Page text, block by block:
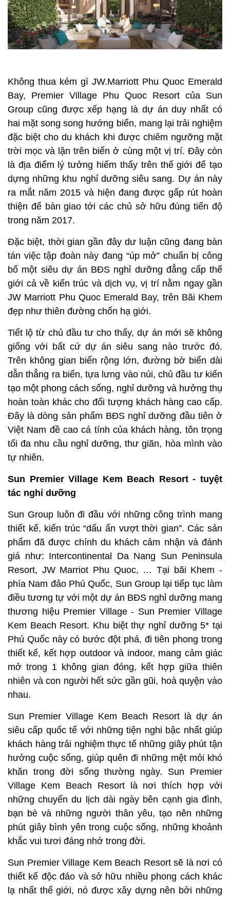
Không thua kém gì JW.Marriott Phu Quoc Emerald
Bay, Premier Village Phu Quoc Resort của Sun
Group cũng được xếp hạng là dự án duy nhất có
hai mặt song song hướng biển, mang lại trải nghiệm
đặc biệt cho du khách khi được chiêm ngưỡng mặt
trời mọc và lặn trên biển ở cùng một vị trí. Đây còn
là địa điểm lý tưởng hiếm thấy trên thế giới để tạo
dựng những khu nghỉ dưỡng siêu sang. Dự án này
ra mắt năm 2015 và hiện đang được gấp rút hoàn
thiện để bàn giao tới các chủ sở hữu đúng tiến độ
trong năm 2017.
Đặc biệt, thời gian gần đây dư luận cũng đang bàn
tán việc tập đoàn này đang “úp mở” chuẩn bị công
bố một siêu dự án BĐS nghỉ dưỡng đẳng cấp thế
giới cả về kiến trúc và dịch vụ, vị trí nằm ngay gần
JW Marriott Phu Quoc Emerald Bay, trên Bãi Khem
đẹp như thiên đường chốn hạ giới.
Tiết lộ từ chủ đầu tư cho thấy, dự án mới sẽ không
giống với bất cứ dự án siêu sang nào trước đó.
Trên không gian biển rộng lớn, đường bờ biển dài
dẫn thẳng ra biển, tựa lưng vào núi, chủ đầu tư kiến
tạo một phong cách sống, nghỉ dưỡng và hưởng thụ
hoàn toàn khác cho đối tượng khách hàng cao cấp.
Đây là dòng sản phẩm BĐS nghỉ dưỡng đầu tiên ở
Việt Nam đề cao cá tính của khách hàng, tôn trọng
tối đa nhu cầu nghỉ dưỡng, thư giãn, hòa mình vào
tự nhiên.
Sun Premier Village Kem Beach Resort - tuyệt
tác nghỉ dưỡng
Sun Group luôn đi đầu với những công trình mang
thiết kế, kiến trúc “dấu ấn vượt thời gian”. Các sản
phẩm đã được chính du khách cảm nhận và đánh
giá như: Intercontinental Da Nang Sun Peninsula
Resort, JW Marriot Phu Quoc, … Tại bãi Khem -
phía Nam đảo Phú Quốc, Sun Group lại tiếp tục làm
điều tương tự với một dự án BĐS nghỉ dưỡng mang
thương hiệu Premier Village - Sun Premier Village
Kem Beach Resort. Khu biệt thự nghỉ dưỡng 5* tại
Phú Quốc này có bước đột phá, đi tiên phong trong
thiết kế, kết hợp outdoor và indoor, mang cảm giác
mở trong 1 không gian đóng, kết hợp giữa thiên
nhiên và con người hết sức gần gũi, hoà quyện vào
nhau.
Sun Premier Village Kem Beach Resort là dự án
siêu cấp quốc tế với những tiện nghi bậc nhất giúp
khách hàng trải nghiệm thực tế những giây phút tận
hưởng cuộc sống, giúp quên đi những mệt mỏi khó
khăn trong đời sống thường ngày. Sun Premier
Village Kem Beach Resort là nơi thích hợp với
những chuyến du lịch dài ngày bên cạnh gia đình,
bạn bè và những người thân yêu, tạo nên những
phút giây bình yên trong cuộc sống, những khoảnh
khắc vui tươi đáng nhớ trong đời.
Sun Premier Village Kem Beach Resort sẽ là nơi có
thiết kế độc đáo và sở hữu nhiều phong cách khác
lạ nhất thế giới, nó được xây dựng nên bởi những